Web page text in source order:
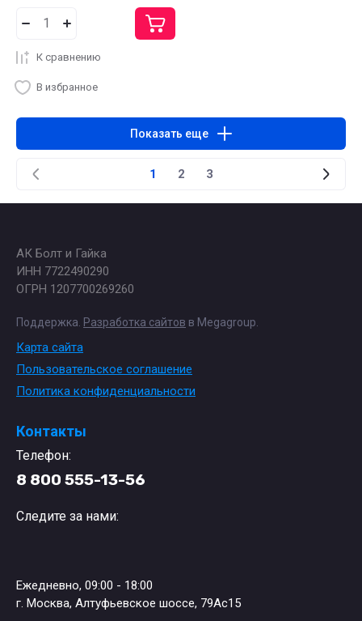
К сравнению
В избранное
Показать еще
1 2 3
АК Болт и Гайка
ИНН 7722490290
ОГРН 1207700269260
Поддержка. Разработка сайтов в Megagroup.
Карта сайта
Пользовательское соглашение
Политика конфиденциальности
Контакты
Телефон:
8 800 555-13-56
Следите за нами:
Ежедневно, 09:00 - 18:00
г. Москва, Алтуфьевское шоссе, 79Ас15